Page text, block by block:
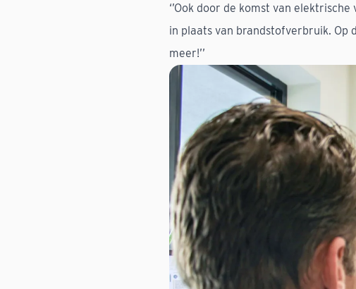
‘’Ook door de komst van
in plaats van brandstofverbruik. Op
meer!’’